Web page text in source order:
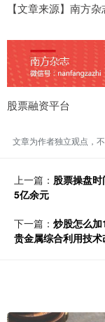
【文章来源】南方
股票融资平台
文章为作者独立观点，
上一篇： 股票操盘
5亿余元
下一篇： 炒股怎么
贵金属综合利用技